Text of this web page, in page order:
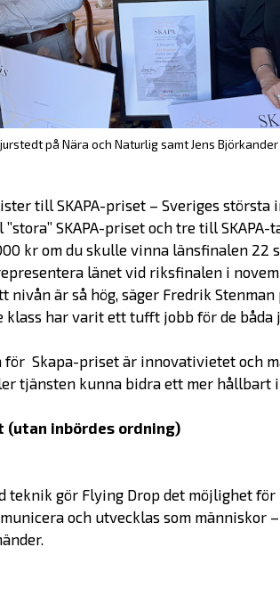
på Nära och Naturlig samt Jens
till SKAPA-priset – Sveriges största
SKAPA-priset och tre till
kr om du skulle vinna länsfinalen 22
länet vid riksfinalen i
nivån är så hög, säger Fredrik
har varit ett tufft jobb för de båda
Skapa-priset är innovativietet och
tjänsten kunna bidra ett mer hållbart
(utan inbördes ordning)
teknik gör Flying Drop det möjlighet för
och utvecklas som människor